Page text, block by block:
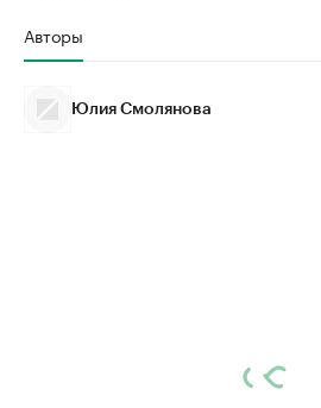
Авторы
Юлия Смолянова